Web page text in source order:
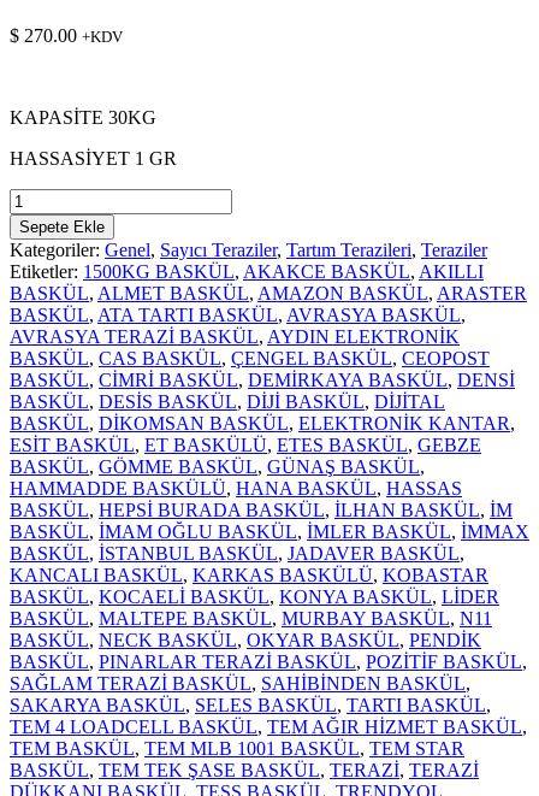
$ 270.00 +KDV
KAPASİTE 30KG
HASSASİYET 1 GR
DENSİ
ST30
30KG
PASLANMAZ
SAYICI
TERAZİ
adet
Sepete Ekle
Kategoriler: Genel, Sayıcı Teraziler, Tartım Terazileri, Teraziler
Etiketler: 1500KG BASKÜL, AKAKCE BASKÜL, AKILLI
BASKÜL, ALMET BASKÜL, AMAZON BASKÜL, ARASTER
BASKÜL, ATA TARTI BASKÜL, AVRASYA BASKÜL,
AVRASYA TERAZİ BASKÜL, AYDIN ELEKTRONİK
BASKÜL, CAS BASKÜL, ÇENGEL BASKÜL, CEOPOST
BASKÜL, CİMRİ BASKÜL, DEMİRKAYA BASKÜL, DENSİ
BASKÜL, DESİS BASKÜL, DİJİ BASKÜL, DİJİTAL
BASKÜL, DİKOMSAN BASKÜL, ELEKTRONİK KANTAR,
ESİT BASKÜL, ET BASKÜLÜ, ETES BASKÜL, GEBZE
BASKÜL, GÖMME BASKÜL, GÜNAŞ BASKÜL,
HAMMADDE BASKÜLÜ, HANA BASKÜL, HASSAS
BASKÜL, HEPSİ BURADA BASKÜL, İLHAN BASKÜL, İM
BASKÜL, İMAM OĞLU BASKÜL, İMLER BASKÜL, İMMAX
BASKÜL, İSTANBUL BASKÜL, JADAVER BASKÜL,
KANCALI BASKÜL, KARKAS BASKÜLÜ, KOBASTAR
BASKÜL, KOCAELİ BASKÜL, KONYA BASKÜL, LİDER
BASKÜL, MALTEPE BASKÜL, MURBAY BASKÜL, N11
BASKÜL, NECK BASKÜL, OKYAR BASKÜL, PENDİK
BASKÜL, PINARLAR TERAZİ BASKÜL, POZİTİF BASKÜL,
SAĞLAM TERAZİ BASKÜL, SAHİBİNDEN BASKÜL,
SAKARYA BASKÜL, SELES BASKÜL, TARTI BASKÜL,
TEM 4 LOADCELL BASKÜL, TEM AĞIR HİZMET BASKÜL,
TEM BASKÜL, TEM MLB 1001 BASKÜL, TEM STAR
BASKÜL, TEM TEK ŞASE BASKÜL, TERAZİ, TERAZİ
DÜKKANI BASKÜL TESS BASKÜL TRENDYOL